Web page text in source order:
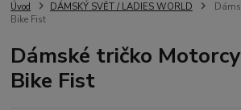
Úvod DÁMSKÝ SVĚT / LADIES WORLD
Bike Fist
Dámské tričko
Bike Fist